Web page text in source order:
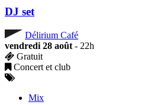
DJ set
Délirium Café
vendredi 28 août - 22h
Gratuit
Concert et club
Mix